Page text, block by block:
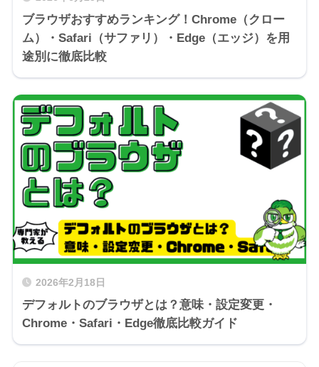
ブラウザおすすめランキング！Chrome（クロー
ム）・Safari（サファリ）・Edge（エッジ）を用
途別に徹底比較
2026年2月18日
デフォルトのブラウザとは？意味・設定変更・
Chrome・Safari・Edge徹底比較ガイド